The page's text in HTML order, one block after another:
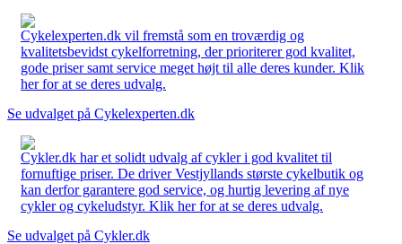
Cykelexperten.dk vil fremstå som en troværdig og
kvalitetsbevidst cykelforretning, der prioriterer god kvalitet,
gode priser samt service meget højt til alle deres kunder. Klik
her for at se deres udvalg.
Se udvalget på Cykelexperten.dk
Cykler.dk har et solidt udvalg af cykler i god kvalitet til
fornuftige priser. De driver Vestjyllands største cykelbutik og
kan derfor garantere god service, og hurtig levering af nye
cykler og cykeludstyr. Klik her for at se deres udvalg.
Se udvalget på Cykler.dk